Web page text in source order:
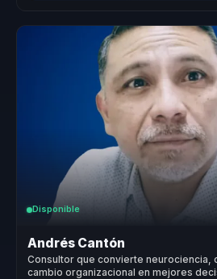
Disponible
Andrés Cantón
Consultor que convierte neurociencia,
cambio organizacional en mejores